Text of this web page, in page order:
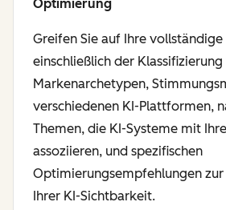
Optimierung
Greifen Sie auf Ihre vollständige
einschließlich der
Markenarchetypen,
verschiedenen KI-Plattformen,
Themen, die KI-Systeme mit
assoziieren, und spezifischen
Optimierungsempfehlungen zur
Ihrer KI-Sichtbarkeit.